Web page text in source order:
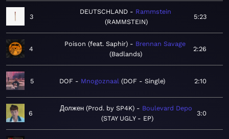
3
DEUTSCHLAND
Rammstein
RAMMSTEIN
5:23
4
Poison (feat. Saphir)
Brennan Savage
Badlands
2:26
5 DOF Mnogoznaal DOF - Single 2:10
6
Должен (Prod. by SP4K)
Boulevard Depo
STAY UGLY - EP
3:0